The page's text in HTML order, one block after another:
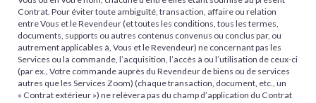
Contrat. Pour éviter toute ambiguïté, transaction, affaire ou relation
entre Vous et le Revendeur (et toutes les conditions, tous les termes,
documents, supports ou autres contenus convenus ou conclus par, ou
autrement applicables à, Vous et le Revendeur) ne concernant pas les
Services ou la commande, l’acquisition, l’accès à ou l’utilisation de ceux-ci
(par ex., Votre commande auprès du Revendeur de biens ou de services
autres que les Services Zoom) (chaque transaction, document, etc., un
« Contrat extérieur ») ne relèvera pas du champ d’application du Contrat